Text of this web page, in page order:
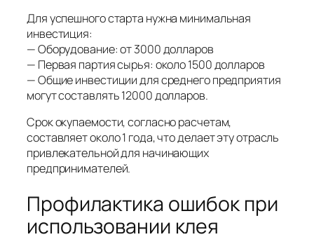
Для успешного старта нужна минимальная
инвестиция:
— Оборудование: от 3000 долларов
— Первая партия сырья: около 1500 долларов
— Общие инвестиции для среднего предприятия
могут составлять 12000 долларов.
Срок окупаемости, согласно расчетам,
составляет около 1 года, что делает эту отрасль
привлекательной для начинающих
предпринимателей.
Профилактика ошибок при
использовании клея